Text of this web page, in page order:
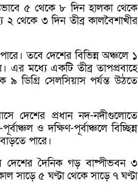
৫ থেকে ৮ দিন হালকা থেকে
থেকে ৩ দিন তীব্র কালবৈশাখীর
তবে দেশের বিভিন্ন অঞ্চলে ১
এর মধ্যে একটি তীব্র তাপপ্রবাহে
ডিগ্রি সেলসিয়াস পর্যন্ত উঠতে
দেশের প্রধান নদ-নদীগুলোতে
ও দক্ষিণ-পূর্বাঞ্চলে বিচ্ছিন্ন
পারে।
দেশের দৈনিক গড় বাষ্পীভবন ৩
সাড়ে ৫ ঘণ্টা থেকে সাড়ে ৭ ঘণ্টা